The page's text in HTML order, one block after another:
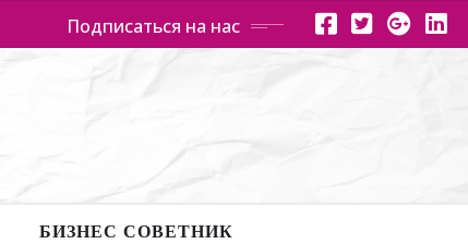
Подписаться на нас
БИЗНЕС СОВЕТНИК